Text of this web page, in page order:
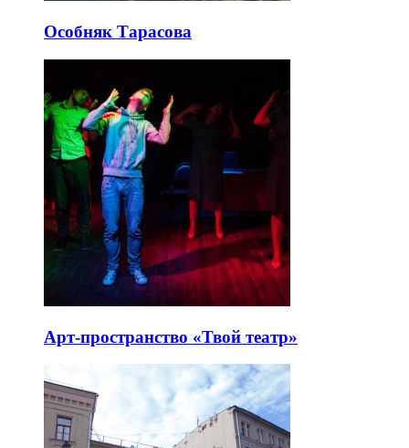
Особняк Тарасова
Арт-пространство «Твой театр»